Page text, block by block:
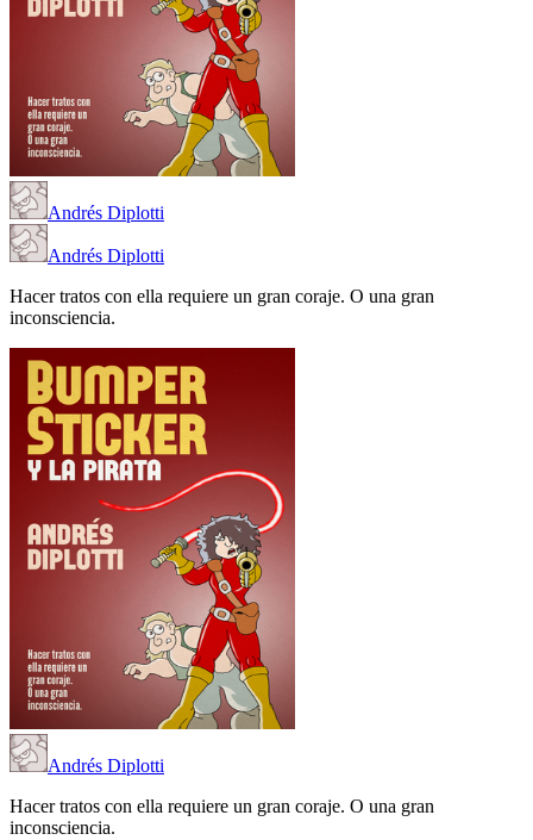
Andrés Diplotti
Andrés Diplotti
Hacer tratos con ella requiere un gran coraje. O una gran
inconsciencia.
Andrés Diplotti
Hacer tratos con ella requiere un gran coraje. O una gran
inconsciencia.